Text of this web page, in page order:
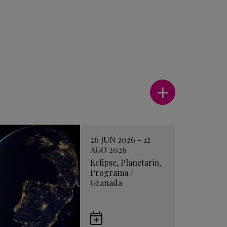
Ver más
26 JUN 2026 - 12
AGO 2026
Eclipse, Planetario,
Programa/
Granada